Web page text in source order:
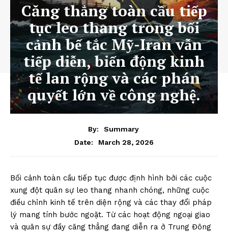
Căng thẳng toàn cầu tiếp
tục leo thang trong bối
cảnh bế tắc Mỹ-Iran vẫn
tiếp diễn, biến động kinh
tế lan rộng và các phán
quyết lớn về công nghệ.
By:
Summary
Date:
March 28, 2026
Bối cảnh toàn cầu tiếp tục được định hình bởi các cuộc
xung đột quân sự leo thang nhanh chóng, những cuộc
điều chỉnh kinh tế trên diện rộng và các thay đổi pháp
lý mang tính bước ngoặt. Từ các hoạt động ngoại giao
và quân sự đầy căng thẳng đang diễn ra ở Trung Đông